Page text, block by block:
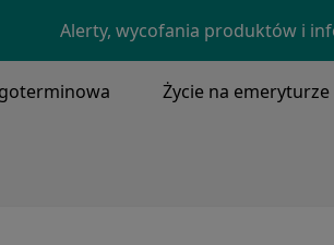
Alerty, wycofania produktów i
Życie na emeryturze